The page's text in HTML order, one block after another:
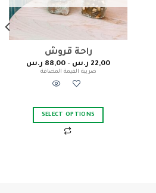
راحة قروش
22,00 ر.س –
88,00 ر.س
ضريبة القيمة المضافة
SELECT OPTIONS